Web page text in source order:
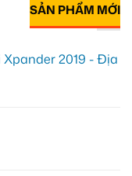
SẢN PHẨM MỚI
2019 - Địa